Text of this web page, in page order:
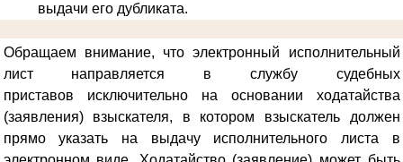
выдачи его дубликата.
Обращаем внимание, что электронный исполнительный
лист направляется в службу судебных
приставов исключительно на основании ходатайства
(заявления) взыскателя, в котором взыскатель должен
прямо указать на выдачу исполнительного листа в